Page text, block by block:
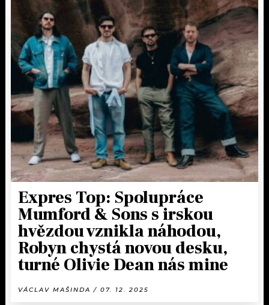
Expres Top: Spolupráce
Mumford & Sons s irskou
hvězdou vznikla náhodou,
Robyn chystá novou desku,
turné Olivie Dean nás mine
VÁCLAV MAŠINDA / 07. 12. 2025